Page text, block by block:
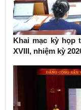
Khai mạc kỳ họp
XVIII, nhiệm kỳ